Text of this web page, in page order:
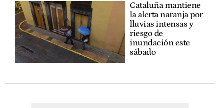
Cataluña mantiene
la alerta naranja por
lluvias intensas y
riesgo de
inundación este
sábado